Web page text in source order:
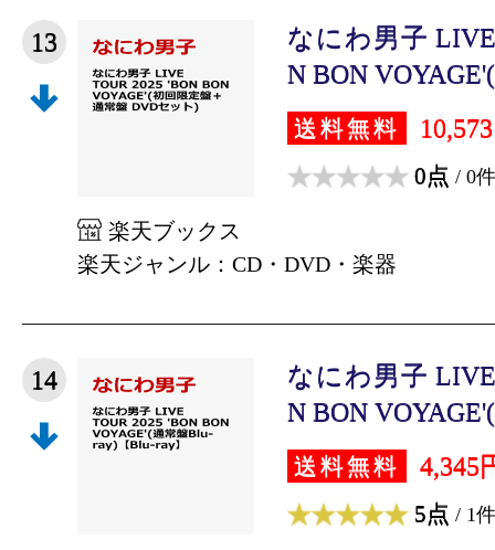
13
なにわ男子
N BON
送料無料
0点 / 0件
楽天ブックス
楽天ジャンル：CD・DVD・楽器
14
なにわ男子
N BON
送料無料 4,345
5点 / 1件